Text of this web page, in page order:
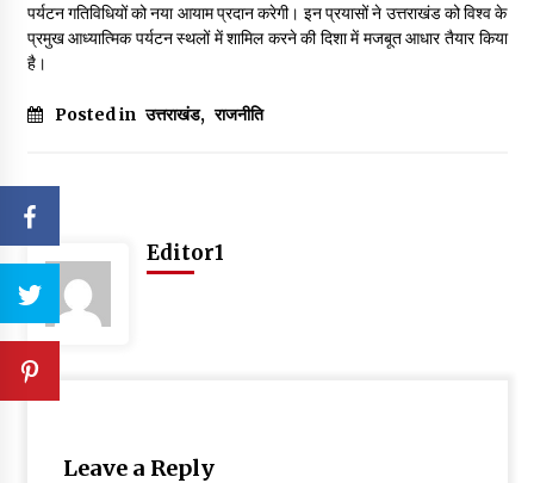
पर्यटन गतिविधियों को नया आयाम प्रदान करेगी। इन प्रयासों ने उत्तराखंड को विश्व के
प्रमुख आध्यात्मिक पर्यटन स्थलों में शामिल करने की दिशा में मजबूत आधार तैयार किया
है।
Posted in उत्तराखंड, राजनीति
Editor1
Leave a Reply